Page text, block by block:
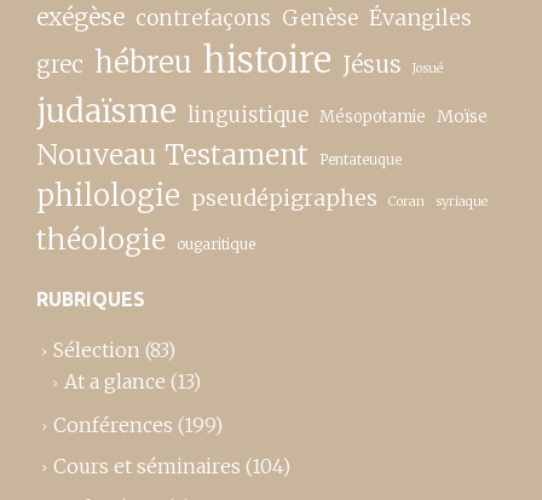
exégèse contrefaçons Genèse Évangiles
grec hébreu histoire Jésus Josué
judaïsme linguistique Mésopotamie Moïse
Nouveau Testament Pentateuque
philologie pseudépigraphes Coran syriaque
théologie ougaritique
RUBRIQUES
Sélection (83)
At a glance (13)
Conférences (199)
Cours et séminaires (104)